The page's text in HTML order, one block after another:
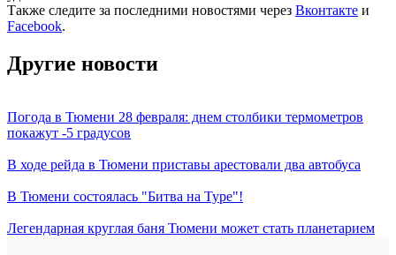
Также следите за последними новостями через Вконтакте и
Facebook.
Другие новости
Погода в Тюмени 28 февраля: днем столбики термометров
покажут -5 градусов
В ходе рейда в Тюмени приставы арестовали два автобуса
В Тюмени состоялась "Битва на Туре"!
Легендарная круглая баня Тюмени может стать планетарием